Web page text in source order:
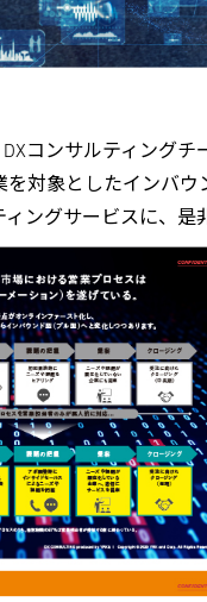
コンサルティングチ
を対象としたインバ
ングサービスに、是